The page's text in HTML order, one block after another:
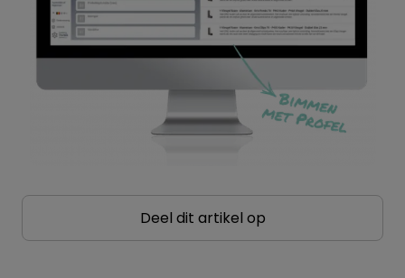
Deel dit artikel op